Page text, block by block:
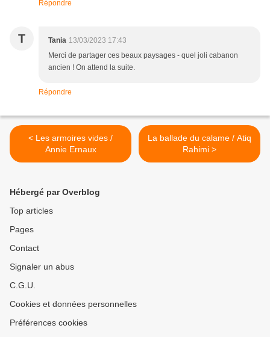
Répondre
T Tania 13/03/2023 17:43
Merci de partager ces beaux paysages - quel joli cabanon
ancien ! On attend la suite.
Répondre
< Les armoires vides /
Annie Ernaux
La ballade du calame / Atiq
Rahimi >
Hébergé par Overblog
Top articles
Pages
Contact
Signaler un abus
C.G.U.
Cookies et données personnelles
Préférences cookies